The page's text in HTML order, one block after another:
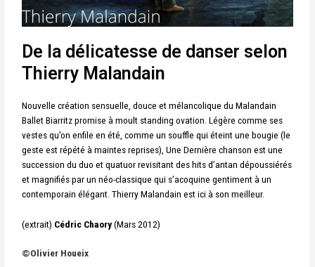
De la délicatesse de danser selon
Thierry Malandain
Nouvelle création sensuelle, douce et mélancolique du Malandain
Ballet Biarritz promise à moult standing ovation. Légère comme ses
vestes qu’on enfile en été, comme un souffle qui éteint une bougie (le
geste est répété à maintes reprises), Une Dernière chanson est une
succession du duo et quatuor revisitant des hits d’antan dépoussiérés
et magnifiés par un néo-classique qui s’acoquine gentiment à un
contemporain élégant. Thierry Malandain est ici à son meilleur.
(extrait) Cédric Chaory(Mars 2012)
©Olivier Houeix